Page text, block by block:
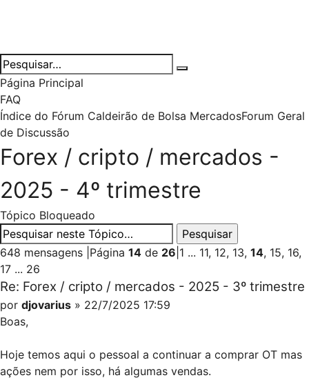
Página Principal
FAQ
Índice do Fórum Caldeirão de Bolsa MercadosForum Geral
de Discussão
Forex / cripto / mercados -
2025 - 4º trimestre
Tópico Bloqueado
648 mensagens Página 14 de 26 1 ... 11, 12, 13, 14, 15, 16,
17 ... 26
Re: Forex / cripto / mercados - 2025 - 3º trimestre
por djovarius » 22/7/2025 17:59
Boas,
Hoje temos aqui o pessoal a continuar a comprar OT mas
ações nem por isso, há algumas vendas.